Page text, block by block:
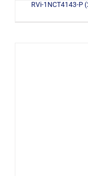
RVi-1NCT4143-P